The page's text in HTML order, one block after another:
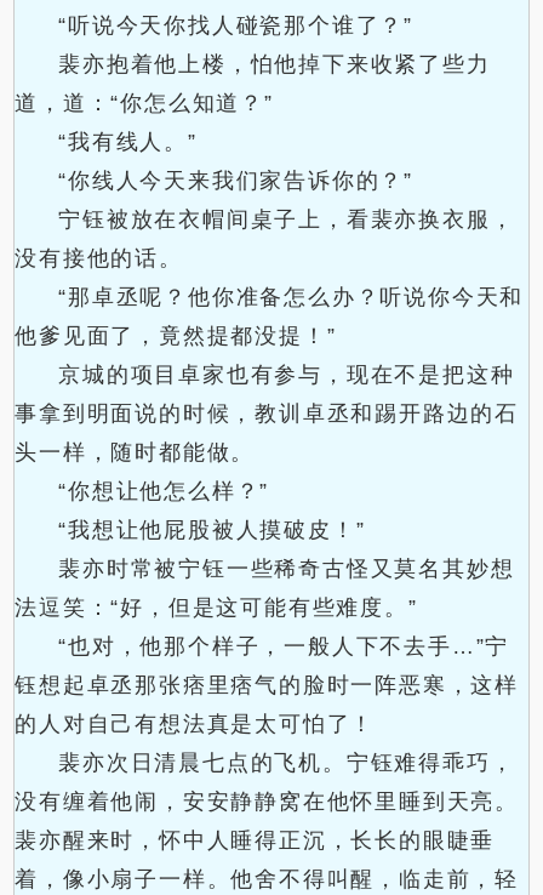
“听说今天你找人碰瓷那个谁了？”
裴亦抱着他上楼，怕他掉下来收紧了些力
道，道：“你怎么知道？”
“我有线人。”
“你线人今天来我们家告诉你的？”
宁钰被放在衣帽间桌子上，看裴亦换衣服，
没有接他的话。
“那卓丞呢？他你准备怎么办？听说你今天和
他爹见面了，竟然提都没提！”
京城的项目卓家也有参与，现在不是把这种
事拿到明面说的时候，教训卓丞和踢开路边的石
头一样，随时都能做。
“你想让他怎么样？”
“我想让他屁股被人摸破皮！”
裴亦时常被宁钰一些稀奇古怪又莫名其妙想
法逗笑：“好，但是这可能有些难度。”
“也对，他那个样子，一般人下不去手…”宁
钰想起卓丞那张痞里痞气的脸时一阵恶寒，这样
的人对自己有想法真是太可怕了！
裴亦次日清晨七点的飞机。宁钰难得乖巧，
没有缠着他闹，安安静静窝在他怀里睡到天亮。
裴亦醒来时，怀中人睡得正沉，长长的眼睫垂
着，像小扇子一样。他舍不得叫醒，临走前，轻